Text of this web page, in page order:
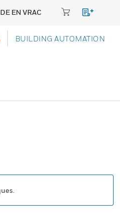
EN VRAC
BUILDING AUTOMATION